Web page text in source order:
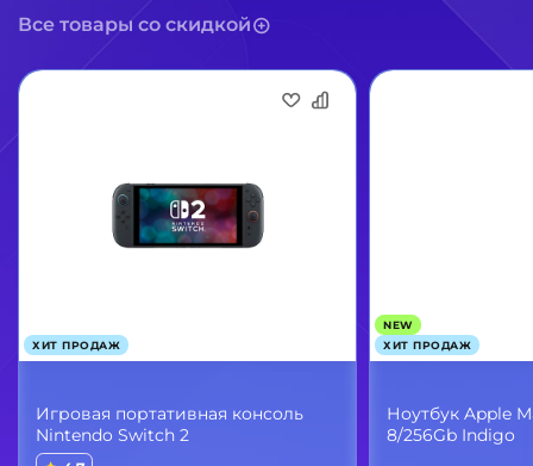
Все товары со скидкой
ХИТ ПРОДАЖ
Игровая портативная консоль
Nintendo Switch 2
ХИТ ПРОДАЖ
NEW
Ноутбук Apple
8/256Gb Indigo